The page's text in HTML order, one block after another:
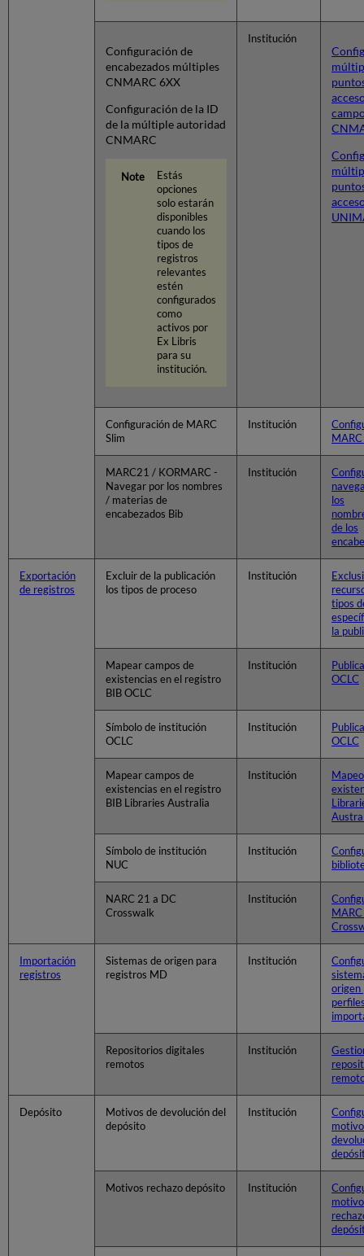
Configuración de
encabezados múltiples
CNMARC 6XX
Configuración de la ID
de la múltiple autoridad
CNMARC
Estás
opciones
solo estarán
disponibles
cuando los
tipos de
registros
relevantes
estén
configurados
como
activos por
Ex Libris
para su
institución.
Institución
Configuración de MARC
Slim
Institución
MARC21 / KORMARC -
Navegar por los nombres
/ materias de
encabezados Bib
Institución
los
de los
Exportación
de registros
Excluir de la publicación
los tipos de proceso
Institución
tipos
la
Mapear campos de
existencias en el registro
BIB OCLC
Institución
OCLC
Símbolo de institución
OCLC
Institución
OCLC
Mapear campos de
existencias en el registro
BIB Libraries Australia
Institución
Símbolo de institución
NUC
Institución
NARC 21 a DC
Crosswalk
Institución
Importación
registros
Sistemas de origen para
registros MD
Institución
origen
Repositorios digitales
remotos
Institución
Depósito
Motivos de devolución del
depósito
Institución
Motivos rechazo depósito Institución